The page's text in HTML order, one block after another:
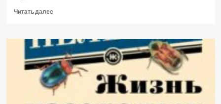
Читать далееПрочитать
Любимые
книги
Максима
Киселёва
(Snailkick)